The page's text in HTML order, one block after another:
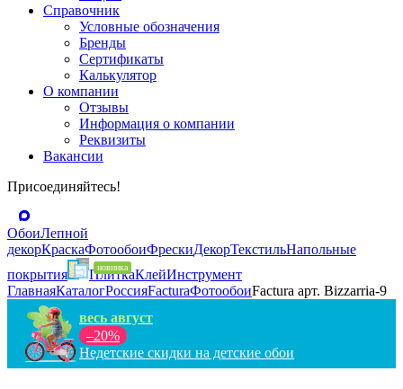
Справочник
Условные обозначения
Бренды
Сертификаты
Калькулятор
О компании
Отзывы
Информация о компании
Реквизиты
Вакансии
Присоединяйтесь!
ОбоиЛепной
декорКраскаФотообоиФрескиДекорТекстильНапольные
покрытия
ПлиткаКлейИнструмент
ГлавнаяКаталогРоссияFacturaФотообоиFactura арт. Bizzarria-9
весь август
–20%
Недетские скидки на детские обои